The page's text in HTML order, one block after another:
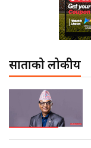
साताको लोकप्रीय